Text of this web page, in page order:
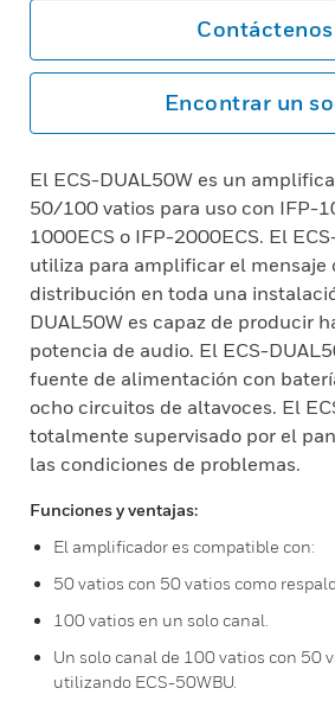
Contáctenos
Encontrar un
El ECS-DUAL50W es un
50/100 vatios para uso con IFP-
1000ECS o IFP-2000ECS. El
utiliza para amplificar el mensaje
distribución en toda una
DUAL50W es capaz de producir
potencia de audio. El ECS-
fuente de alimentación con
ocho circuitos de altavoces. El
totalmente supervisado por el
las condiciones de problemas.
Funciones y ventajas:
El amplificador es compatible con:
50 vatios con 50 vatios como
100 vatios en un solo canal.
Un solo canal de 100 vatios con 50
utilizando ECS-50WBU.